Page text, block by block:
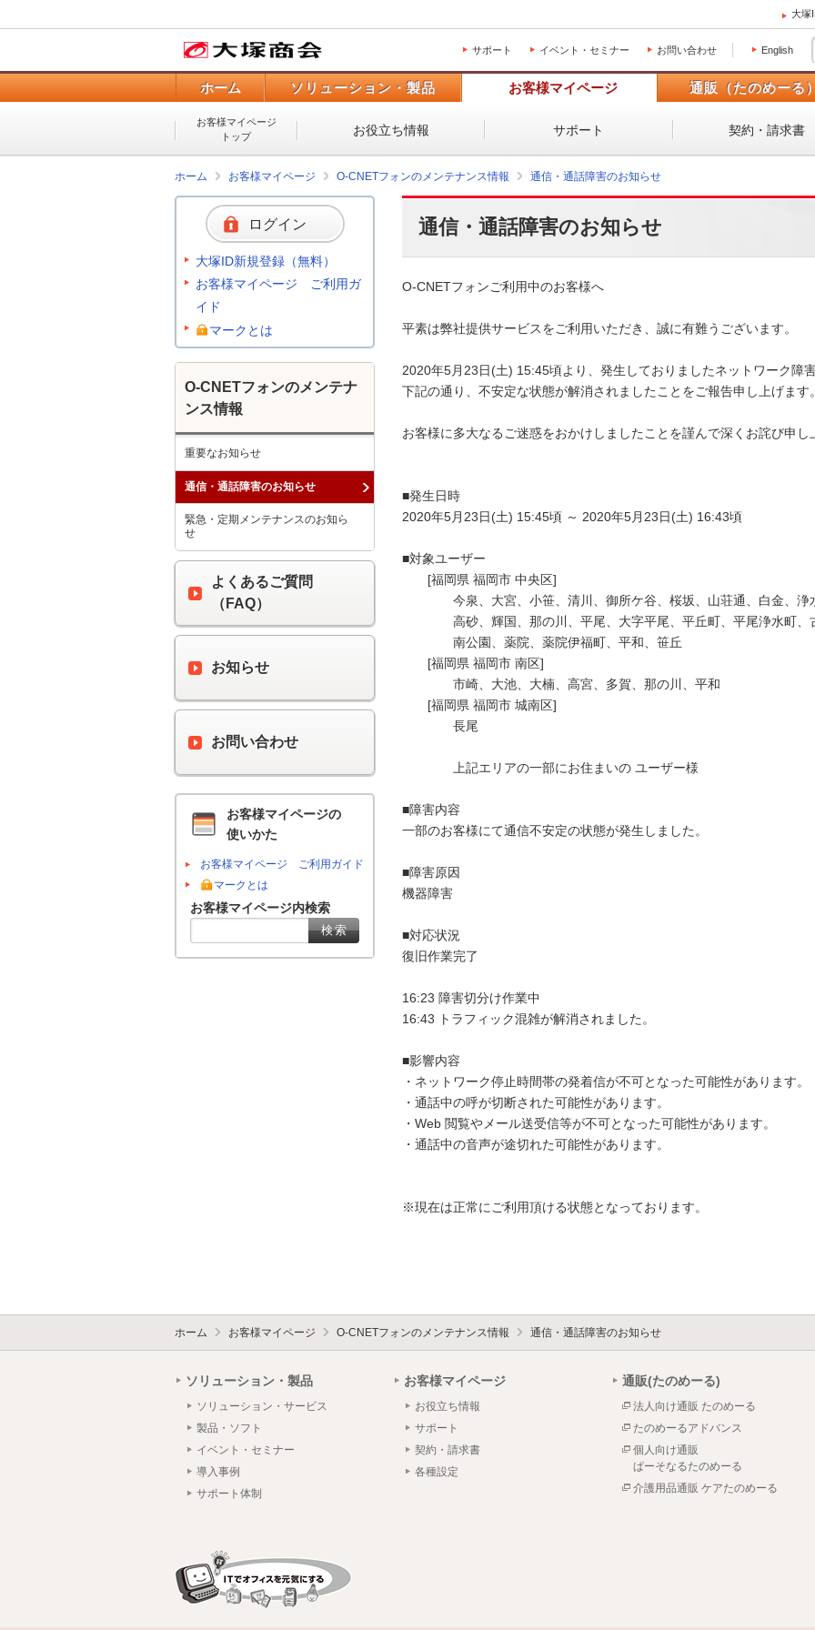
大塚
サポート イベント・セミナー お問い合わせ English
ホーム ソリューション・製品 お客様マイページ 通販（たのめーる）
お客様マイページ
トップ
お役立ち情報 サポート 契約・請求書
ホーム お客様マイページ O-CNETフォンのメンテナンス情報 通信・通話障害のお知らせ
通信・通話障害のお知らせ
O-CNETフォンご利用中のお客様へ
平素は弊社提供サービスをご利用いただき、誠に有難うございます。
2020年5月23日(土) 15:45頃より、発生しておりましたネットワーク障
下記の通り、不安定な状態が解消されましたことをご報告申し上げます。
お客様に多大なるご迷惑をおかけしましたことを謹んで深くお詫び申し
■発生日時
2020年5月23日(土) 15:45頃 ～ 2020年5月23日(土) 16:43頃
■対象ユーザー
[福岡県 福岡市 中央区]
今泉、大宮、小笹、清川、御所ケ谷、桜坂、山荘通、白金、浄
高砂、輝国、那の川、平尾、大字平尾、平丘町、平尾浄水町、古
南公園、薬院、薬院伊福町、平和、笹丘
[福岡県 福岡市 南区]
市崎、大池、大楠、高宮、多賀、那の川、平和
[福岡県 福岡市 城南区]
長尾
上記エリアの一部にお住まいの ユーザー様
■障害内容
一部のお客様にて通信不安定の状態が発生しました。
■障害原因
機器障害
■対応状況
復旧作業完了
16:23 障害切分け作業中
16:43 トラフィック混雑が解消されました。
■影響内容
・ネットワーク停止時間帯の発着信が不可となった可能性があります。
・通話中の呼が切断された可能性があります。
・Web 閲覧やメール送受信等が不可となった可能性があります。
・通話中の音声が途切れた可能性があります。
※現在は正常にご利用頂ける状態となっております。
ログイン
大塚ID新規登録（無料）
お客様マイページ ご利用ガ
イド
マークとは
O-CNETフォンのメンテナ
ンス情報
重要なお知らせ
通信・通話障害のお知らせ
緊急・定期メンテナンスのお知ら
せ
よくあるご質問
（FAQ）
お知らせ
お問い合わせ
お客様マイページの
使いかた
お客様マイページ ご利用ガイド
マークとは
お客様マイページ内検索
ホーム お客様マイページ O-CNETフォンのメンテナンス情報 通信・通話障害のお知らせ
ソリューション・製品
ソリューション・サービス
製品・ソフト
イベント・セミナー
導入事例
サポート体制
お客様マイページ
お役立ち情報
サポート
契約・請求書
各種設定
通販(たのめーる)
法人向け通販 たのめーる
たのめーるアドバンス
個人向け通販
ぱーそなるたのめーる
介護用品通販 ケアたのめーる